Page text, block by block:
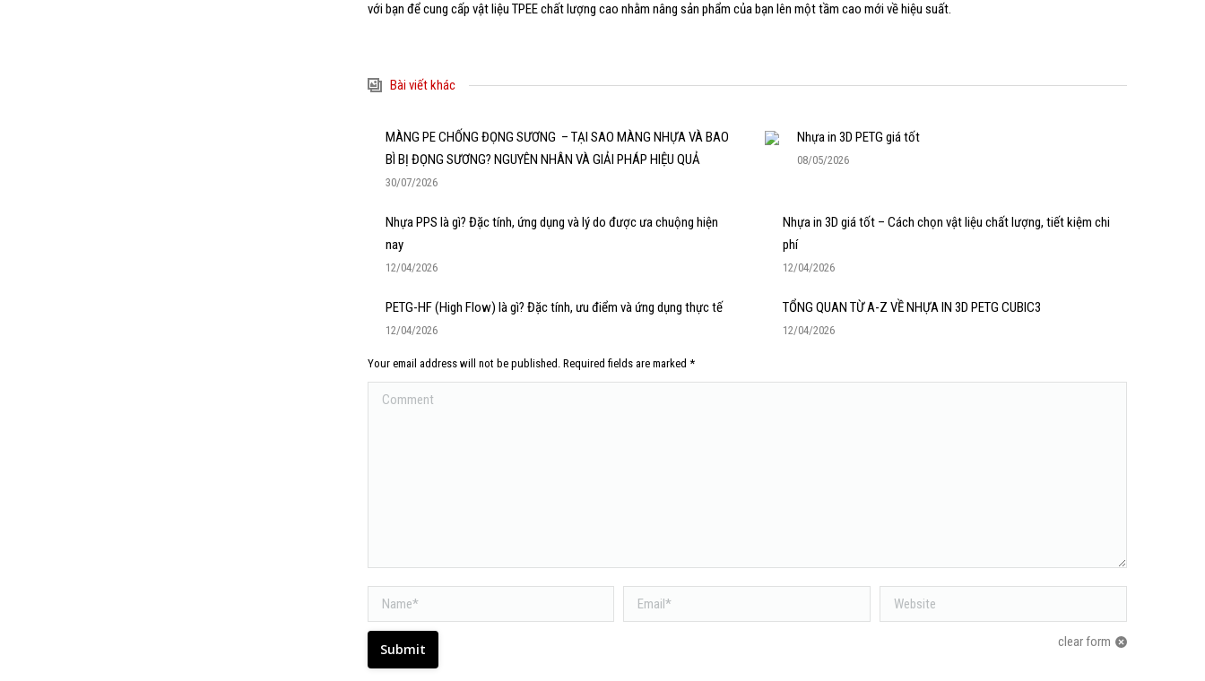
với bạn để cung cấp vật liệu TPEE chất lượng cao nhằm nâng sản phẩm của bạn lên một tầm cao mới về hiệu suất.
Bài viết khác
MÀNG PE CHỐNG ĐỌNG SƯƠNG – TẠI SAO MÀNG NHỰA VÀ BAO
BÌ BỊ ĐỌNG SƯƠNG? NGUYÊN NHÂN VÀ GIẢI PHÁP HIỆU QUẢ
30/07/2026
Nhựa in 3D PETG giá tốt
08/05/2026
Nhựa PPS là gì? Đặc tính, ứng dụng và lý do được ưa chuộng hiện
nay
12/04/2026
Nhựa in 3D giá tốt – Cách chọn vật liệu chất lượng, tiết kiệm chi
phí
12/04/2026
PETG-HF (High Flow) là gì? Đặc tính, ưu điểm và ứng dụng thực tế
12/04/2026
TỔNG QUAN TỪ A-Z VỀ NHỰA IN 3D PETG CUBIC3
12/04/2026
Your email address will not be published. Required fields are marked *
Comment
Name * Email * Website
clear form
Submit